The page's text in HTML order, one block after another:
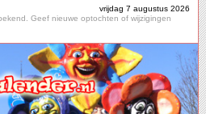
vrijdag 7 augustus 2026
Geef nieuwe optochten of wijzigingen